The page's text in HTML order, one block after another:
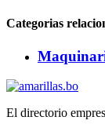
Categorias
El directorio